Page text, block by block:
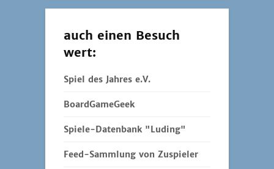
auch einen Besuch
wert:
Spiel des Jahres e.V.
BoardGameGeek
Spiele-Datenbank "Luding"
Feed-Sammlung von Zuspieler